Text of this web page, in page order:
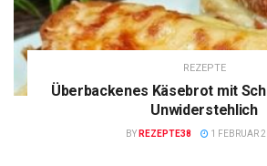
REZEPTE
Überbackenes Käsebrot mit
Unwiderstehlich
BY REZEPTE38 1 FEBRUAR